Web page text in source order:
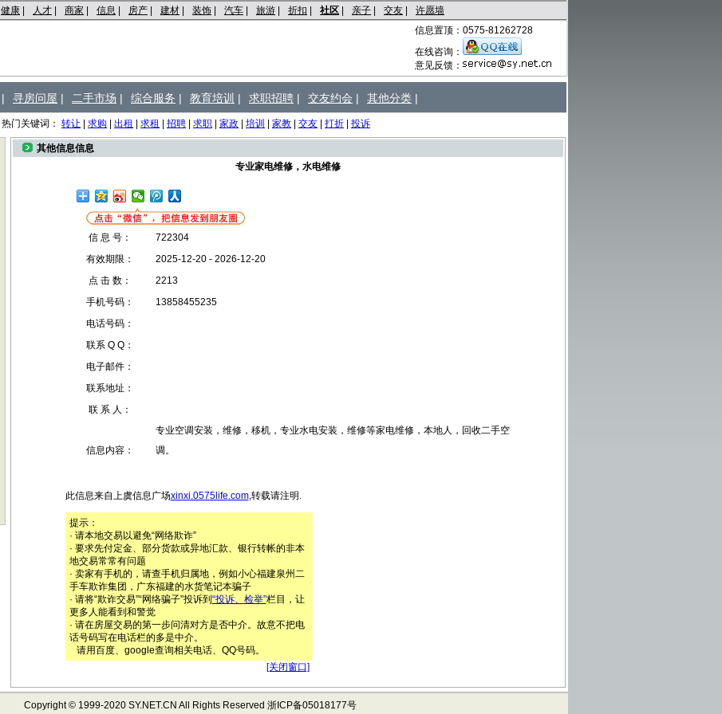
健康 人才 商家 信息 房产 建材 装饰 汽车 旅游 折扣 社区 亲子 交友
许愿墙
信息置顶：0575-81262728
在线咨询：
意见反馈：
| 寻房问屋 | 二手市场 | 综合服务 | 教育培训 | 求职招聘 | 交友约会 | 其他分类 |
热门关键词： 转让 求购 出租 求租 招聘 求职 家政 培训 家教 交友 打折 投诉
其他信息信息
专业家电维修，水电维修
信 息 号：
722304
有效期限：
2025-12-20 - 2026-12-20
点 击 数：
2213
手机号码：
13858455235
电话号码：
联系 Q Q：
电子邮件：
联系地址：
联 系 人：
信息内容：
专业空调安装，维修，移机，专业水电安装，维修等家电维修，本地人，回收二手空
调。
此信息来自上虞信息广场xinxi.0575life.com,转载请注明.
提示：
· 请本地交易以避免“网络欺诈”
· 要求先付定金、部分货款或异地汇款、银行转帐的非本
地交易常常有问题
· 卖家有手机的，请查手机归属地，例如小心福建泉州二
手车欺诈集团，广东福建的水货笔记本骗子
· 请将“欺诈交易”“网络骗子”投诉到 “投诉、检举”栏目，让
更多人能看到和警觉
· 请在房屋交易的第一步问清对方是否中介。故意不把电
话号码写在电话栏的多是中介。
请用百度、google查询相关电话、QQ号码。
[关闭窗口]
Copyright © 1999-2020 SY.NET.CN All Rights Reserved 浙ICP备05018177号